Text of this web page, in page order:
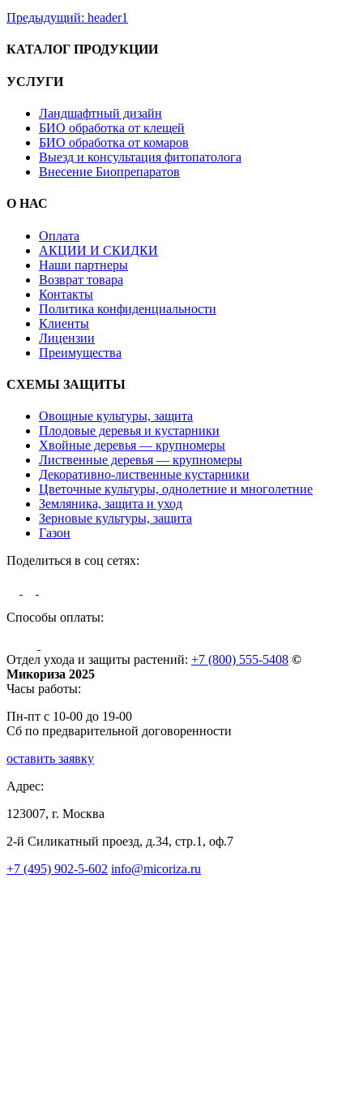
Предыдущий: header1
КАТАЛОГ ПРОДУКЦИИ
УСЛУГИ
Ландшафтный дизайн
БИО обработка от клещей
БИО обработка от комаров
Выезд и консультация фитопатолога
Внесение Биопрепаратов
О НАС
Оплата
АКЦИИ И СКИДКИ
Наши партнеры
Возврат товара
Контакты
Политика конфиденциальности
Клиенты
Лицензии
Преимущества
СХЕМЫ ЗАЩИТЫ
Овощные культуры, защита
Плодовые деревья и кустарники
Хвойные деревья — крупномеры
Лиственные деревья — крупномеры
Декоративно-лиственные кустарники
Цветочные культуры, однолетние и многолетние
Земляника, защита и уход
Зерновые культуры, защита
Газон
Поделиться в соц сетях:
Способы оплаты:
Отдел ухода и защиты растений: +7 (800) 555-5408 ©
Микориза 2025
Часы работы:
Пн-пт с 10-00 до 19-00
Сб по предварительной договоренности
оставить заявку
Адрес:
123007, г. Москва
2-й Силикатный проезд, д.34, стр.1, оф.7
+7 (495) 902-5-602 info@micoriza.ru